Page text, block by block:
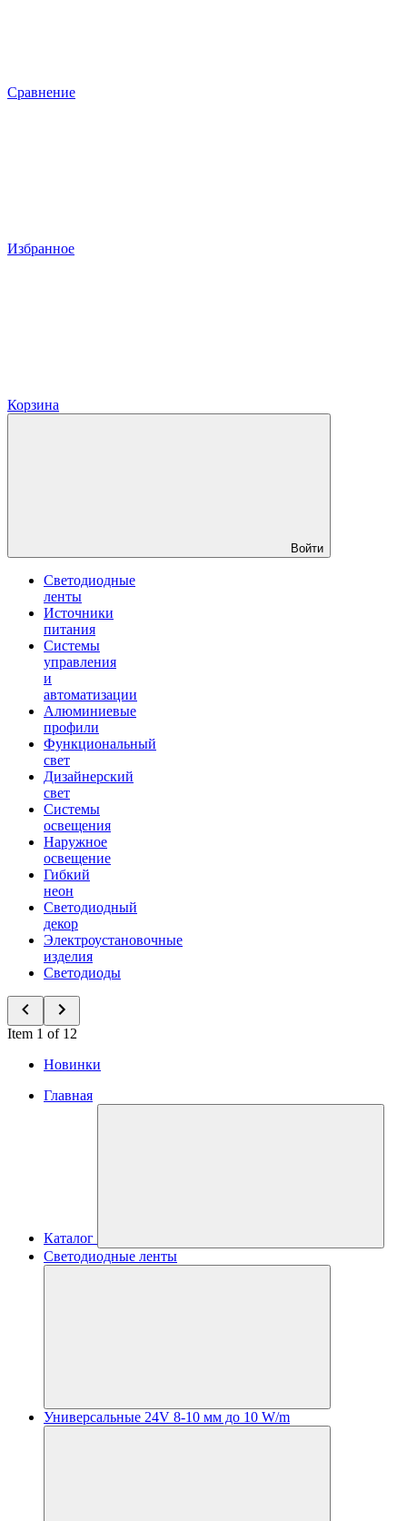
Сравнение
Избранное
Корзина
Войти
Светодиодные
ленты
Источники
питания
Системы
управления
и
автоматизации
Алюминиевые
профили
Функциональный
свет
Дизайнерский
свет
Системы
освещения
Наружное
освещение
Гибкий
неон
Светодиодный
декор
Электроустановочные
изделия
Светодиоды
Item 1 of 12
Новинки
Главная
Каталог
Светодиодные ленты
Универсальные 24V 8-10 мм до 10 W/m